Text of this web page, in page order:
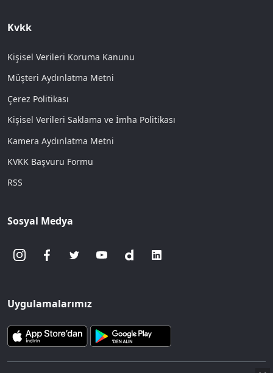
Kvkk
Kişisel Verileri Koruma Kanunu
Müşteri Aydınlatma Metni
Çerez Politikası
Kişisel Verileri Saklama ve İmha Politikası
Kamera Aydınlatma Metni
KVKK Başvuru Formu
RSS
Sosyal Medya
Uygulamalarımız